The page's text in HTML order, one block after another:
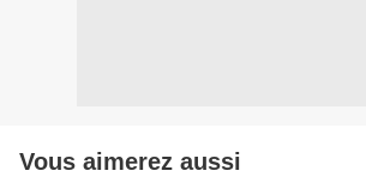
Vous aimerez aussi